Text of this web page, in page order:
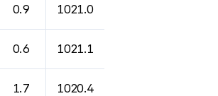
0.9 1021.0
0.6 1021.1
1.7 1020.4